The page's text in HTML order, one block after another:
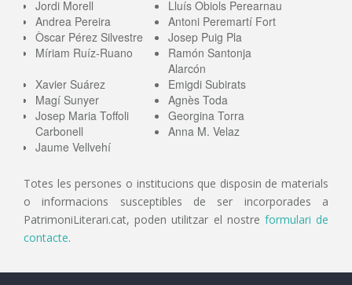
Jordi Morell
Lluís Obiols Perearnau
Andrea Pereira
Antoni Peremartí Fort
Òscar Pérez Silvestre
Josep Puig Pla
Míriam Ruíz-Ruano
Ramón Santonja
Alarcón
Xavier Suárez
Emigdi Subirats
Magí Sunyer
Agnès Toda
Josep Maria Toffoli
Carbonell
Georgina Torra
Anna M. Velaz
Jaume Vellvehí
Totes les persones o institucions que disposin de materials
o informacions susceptibles de ser incorporades a
PatrimoniLiterari.cat, poden utilitzar el nostre formulari de
contacte.